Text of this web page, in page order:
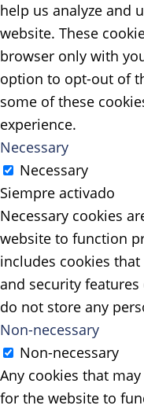
help us analyze and
website. These
browser only with
option to opt-out of
some of these
experience.
Necessary
Necessary
Siempre activado
Necessary cookies
website to function
includes cookies
and security
do not store any
Non-necessary
Non-necessary
Any cookies that
for the website to